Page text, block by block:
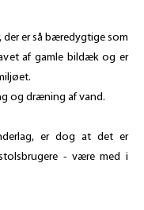
der er så bæredygtige som
af gamle bildæk og er
og dræning af vand.
er dog at det er
- være med i